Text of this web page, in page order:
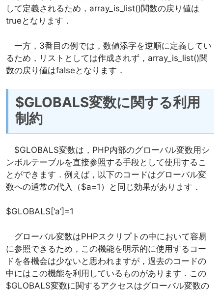
して定義されるため，array_is_list()関数の戻り値は
trueとなります．
一方，3番目の例では，数値添字を逆順に定義してい
るため，リストとしては作成されず，array_is_list()関
数の戻り値はfalseとなります．
$GLOBALS変数に関する利用
制約
$GLOBALS変数は，PHP内部のグローバル変数用シ
ンボルテーブルを直接参照する手段として使用するこ
とができます．例えば，以下のコードはグローバル変
数への通常の代入（$a=1）と同じ効果があります．
$GLOBALS[‘a’]=1
グローバル変数はPHPスクリプトの中において容易
に参照できるため，この機能を明示的に使用するコー
ドを各機会は少ないと思われますが，過去のコードの
中にはこの機能を利用しているものがあります．この
$GLOBALS変数に関するアクセスはグローバル変数の